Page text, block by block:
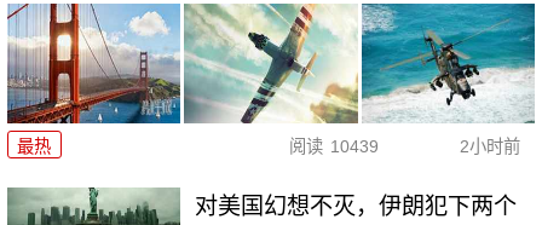
最热 阅读 10439 2小时前
对美国幻想不灭，伊朗犯下两个